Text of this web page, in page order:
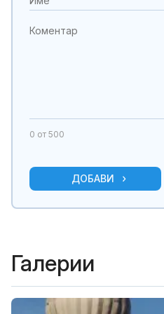
0 от 500
ДОБАВИ
Галерии